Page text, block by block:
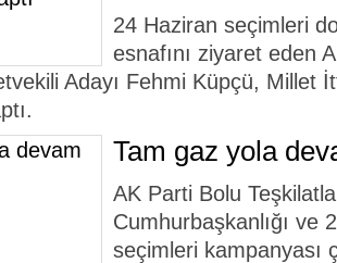
24 Haziran seçimleri
esnafını ziyaret eden
Adayı Fehmi Küpçü, Millet
Tam gaz yola
AK Parti Bolu
Cumhurbaşkanlığı ve
seçimleri kampanyası